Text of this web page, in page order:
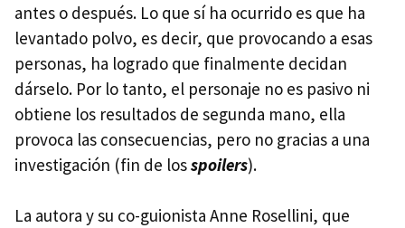
antes o después. Lo que sí ha ocurrido es que ha
levantado polvo, es decir, que provocando a esas
personas, ha logrado que finalmente decidan
dárselo. Por lo tanto, el personaje no es pasivo ni
obtiene los resultados de segunda mano, ella
provoca las consecuencias, pero no gracias a una
investigación (fin de losspoilers).
La autora y su co-guionista Anne Rosellini, que